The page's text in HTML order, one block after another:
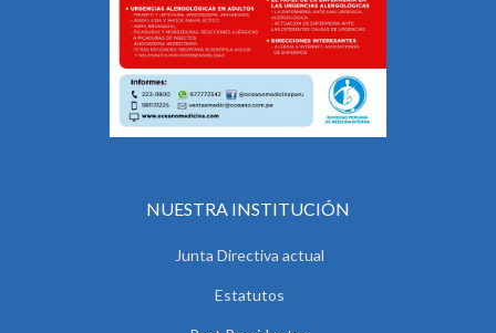
NUESTRA INSTITUCIÓN
Junta Directiva actual
Estatutos